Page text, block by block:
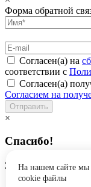
На нашем сайте мы
cookie файлы
Форма обратной
Согласен(а) на
соответствии с
Согласен(а)
Согласием на
Отправить
×
Спасибо!
Заявка успешно